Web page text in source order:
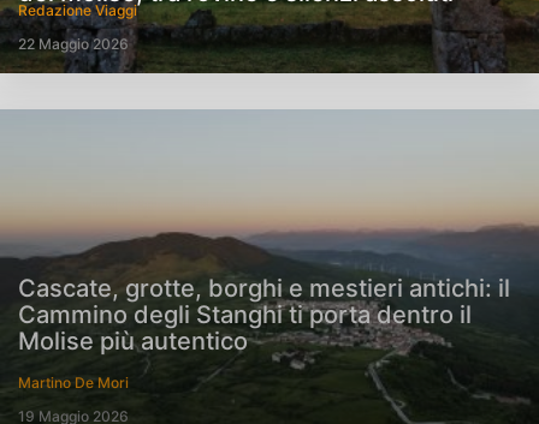
Redazione Viaggi
22 Maggio 2026
Cascate, grotte, borghi e mestieri antichi: il
Cammino degli Stanghi ti porta dentro il
Molise più autentico
Martino De Mori
19 Maggio 2026